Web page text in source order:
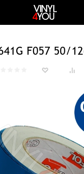
F057 50/